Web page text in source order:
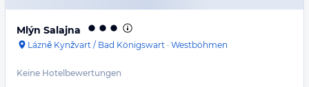
Mlýn Salajna
Lázně Kynžvart / Bad Königswart · Westböhmen
Keine Hotelbewertungen